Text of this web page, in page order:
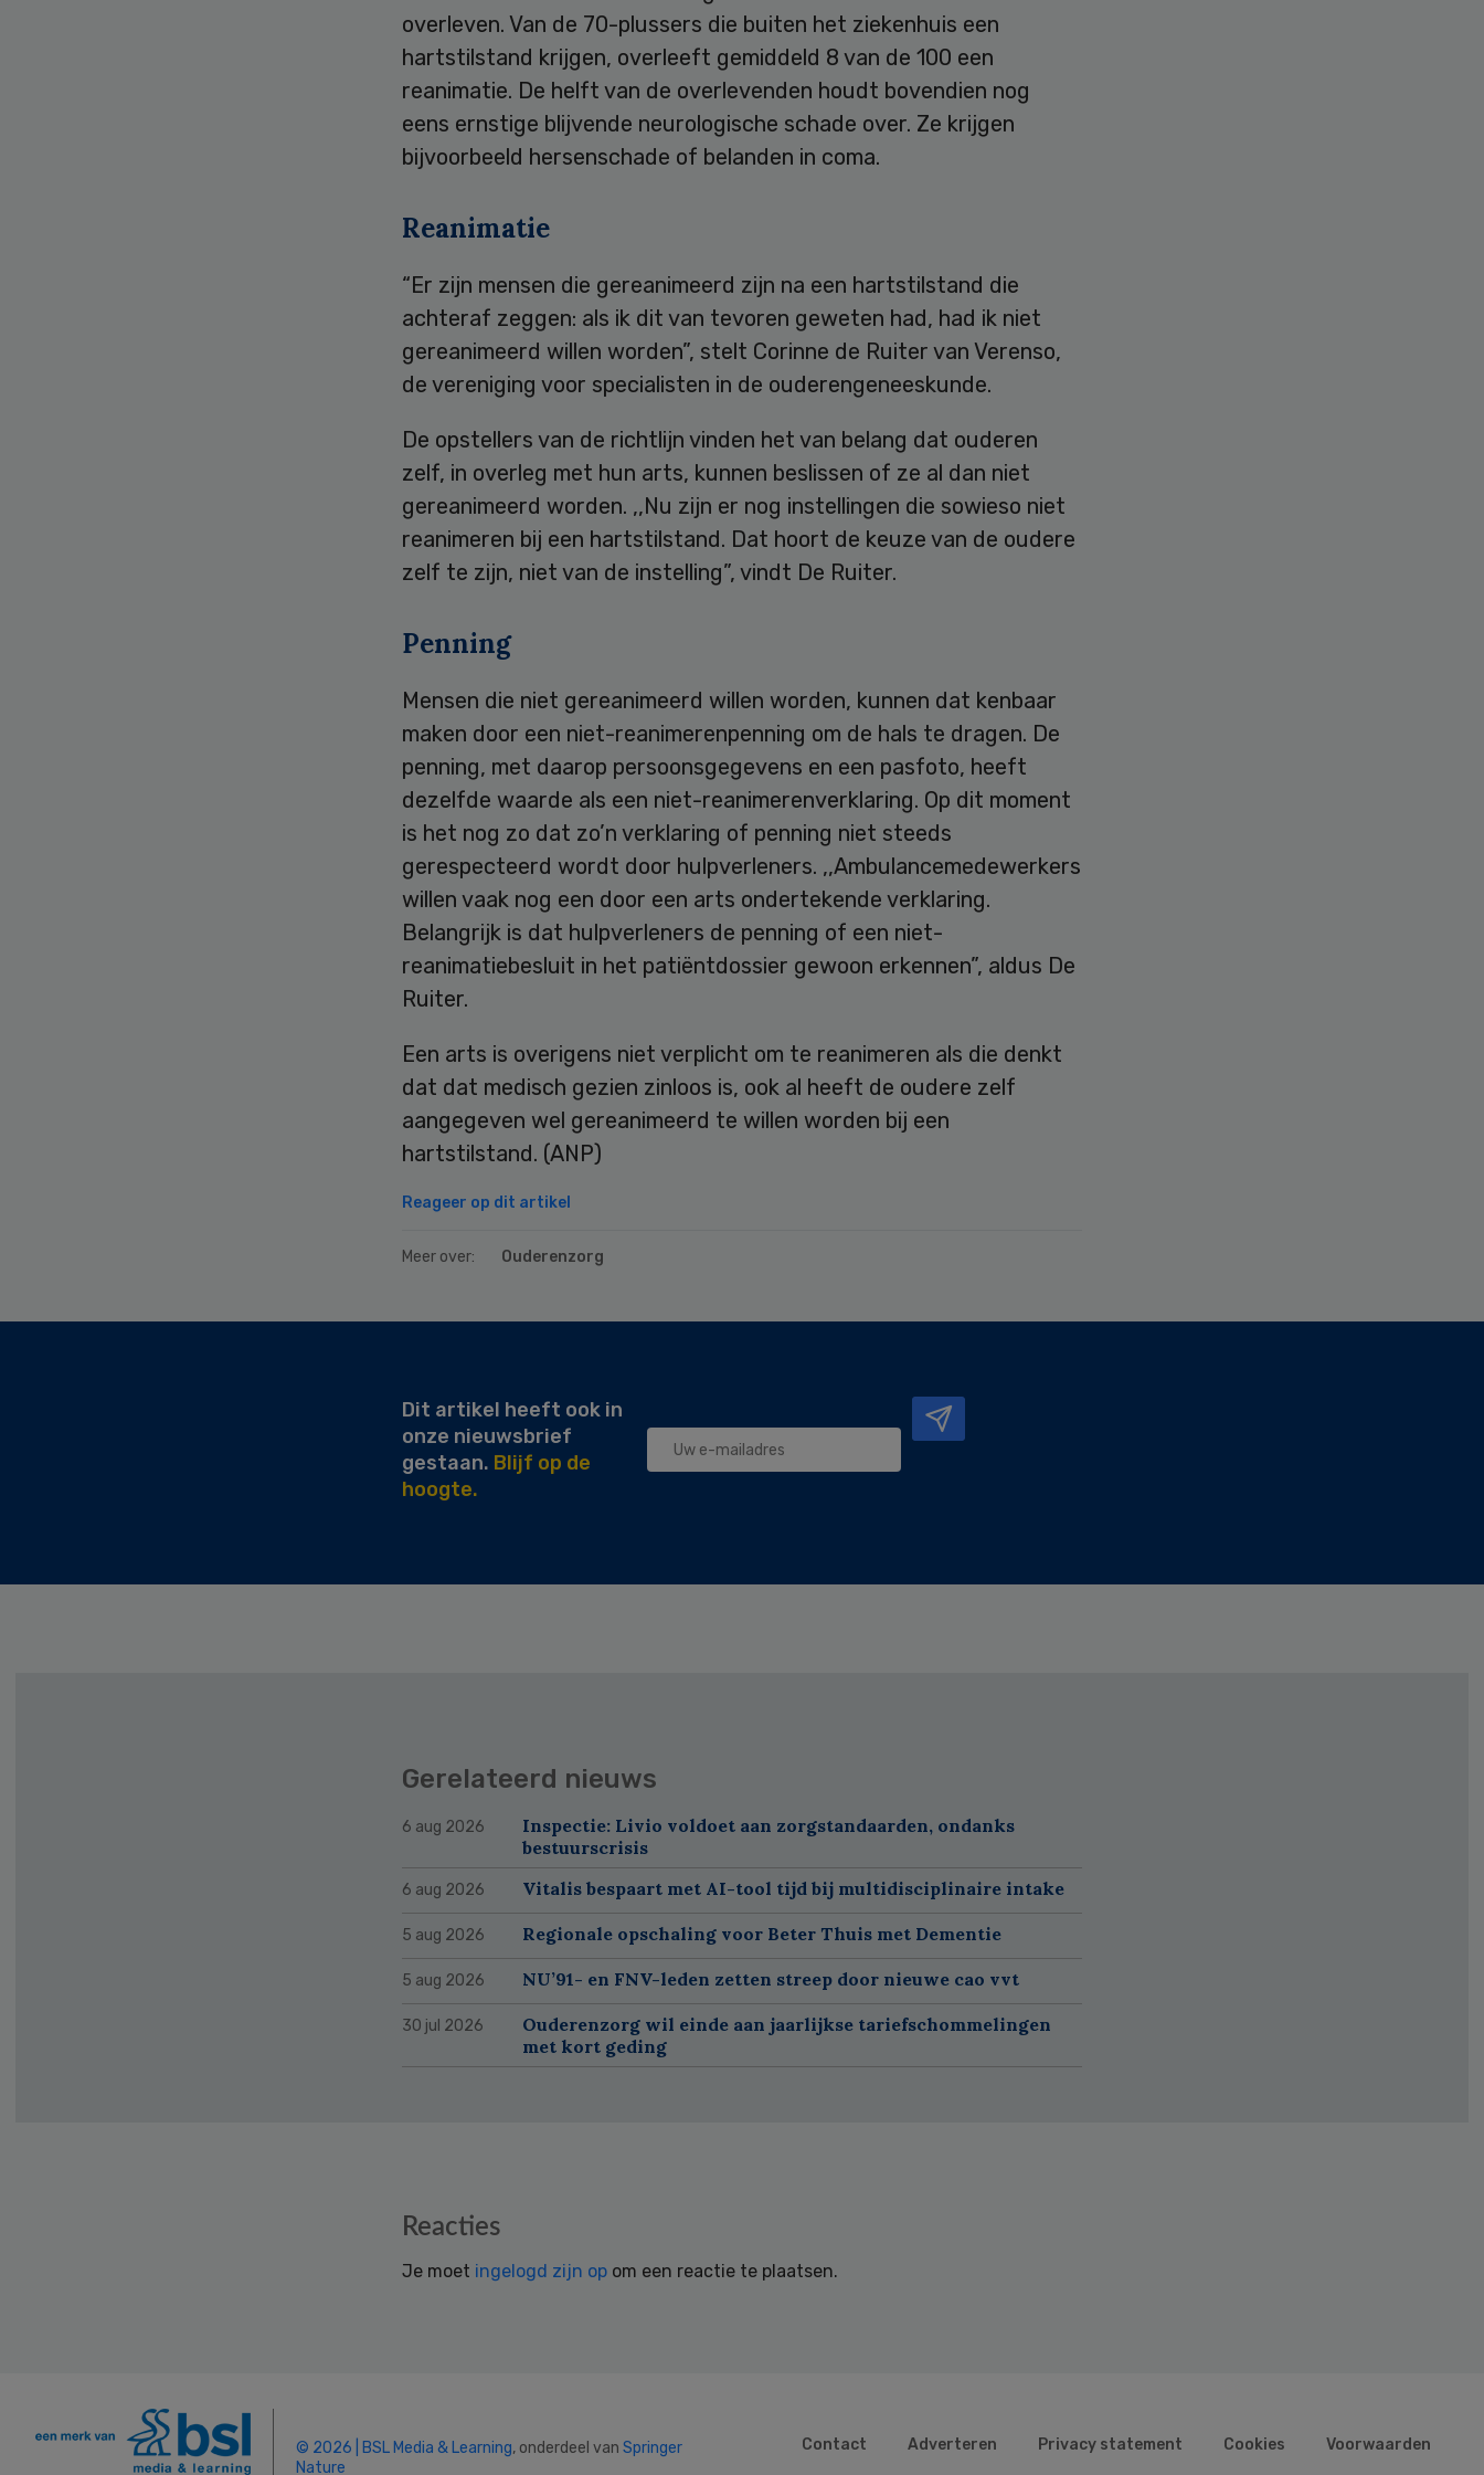
overleven. Van de 70-plussers die buiten het ziekenhuis een
hartstilstand krijgen, overleeft gemiddeld 8 van de 100 een
reanimatie. De helft van de overlevenden houdt bovendien nog
eens ernstige blijvende neurologische schade over. Ze krijgen
bijvoorbeeld hersenschade of belanden in coma.
Reanimatie
“Er zijn mensen die gereanimeerd zijn na een hartstilstand die
achteraf zeggen: als ik dit van tevoren geweten had, had ik niet
gereanimeerd willen worden”, stelt Corinne de Ruiter van Verenso,
de vereniging voor specialisten in de ouderengeneeskunde.
De opstellers van de richtlijn vinden het van belang dat ouderen
zelf, in overleg met hun arts, kunnen beslissen of ze al dan niet
gereanimeerd worden. ,,Nu zijn er nog instellingen die sowieso niet
reanimeren bij een hartstilstand. Dat hoort de keuze van de oudere
zelf te zijn, niet van de instelling”, vindt De Ruiter.
Penning
Mensen die niet gereanimeerd willen worden, kunnen dat kenbaar
maken door een niet-reanimerenpenning om de hals te dragen. De
penning, met daarop persoonsgegevens en een pasfoto, heeft
dezelfde waarde als een niet-reanimerenverklaring. Op dit moment
is het nog zo dat zo’n verklaring of penning niet steeds
gerespecteerd wordt door hulpverleners. ,,Ambulancemedewerkers
willen vaak nog een door een arts ondertekende verklaring.
Belangrijk is dat hulpverleners de penning of een niet-
reanimatiebesluit in het patiëntdossier gewoon erkennen”, aldus De
Ruiter.
Een arts is overigens niet verplicht om te reanimeren als die denkt
dat dat medisch gezien zinloos is, ook al heeft de oudere zelf
aangegeven wel gereanimeerd te willen worden bij een
hartstilstand. (ANP)
Reageer op dit artikel
Meer over: Ouderenzorg
Dit artikel heeft ook in
onze nieuwsbrief
gestaan. Blijf op de
hoogte.
Gerelateerd nieuws
6 aug 2026
Inspectie: Livio voldoet aan zorgstandaarden, ondanks
bestuurscrisis
6 aug 2026 Vitalis bespaart met AI-tool tijd bij multidisciplinaire intake
5 aug 2026 Regionale opschaling voor Beter Thuis met Dementie
5 aug 2026 NU’91- en FNV-leden zetten streep door nieuwe cao vvt
30 jul 2026
Ouderenzorg wil einde aan jaarlijkse tariefschommelingen
met kort geding
Reacties
Je moet ingelogd zijn op om een reactie te plaatsen.
© 2026 | BSL Media & Learning, onderdeel van Springer
Nature
Contact Adverteren Privacy statement Cookies Voorwaarden